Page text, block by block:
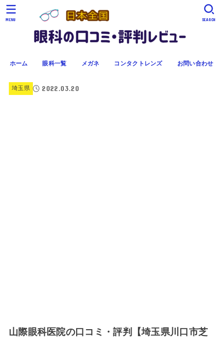
ホーム 眼科一覧 メガネ コンタクトレンズ お問い合わせ
SEARCH
MENU
埼玉県 2022.03.20
山際眼科医院の口コミ・評判【埼玉県川口市芝